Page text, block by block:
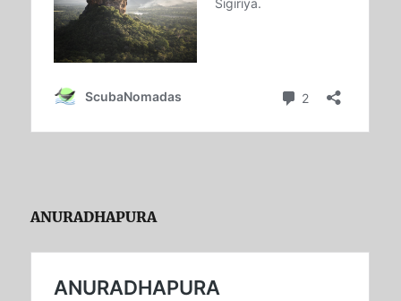
ANURADHAPURA